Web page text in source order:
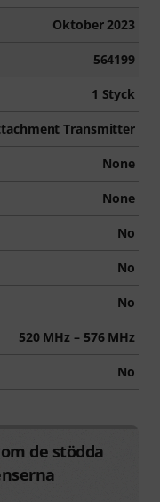
Oktober 2023
564199
1 Styck
Transmitter
None
None
No
No
No
520 MHz – 576 MHz
No
de stödda